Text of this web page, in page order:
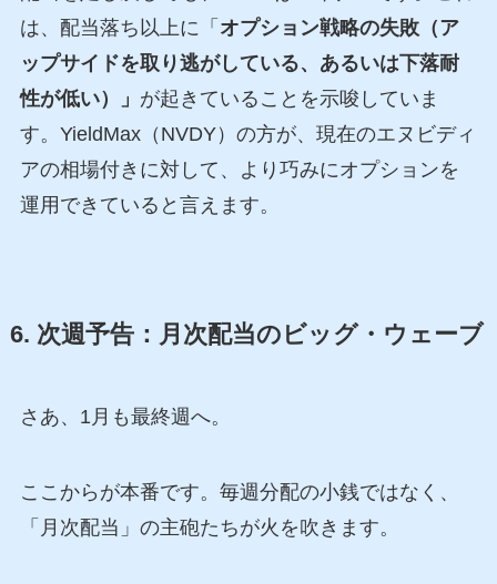
は、配当落ち以上に「 オプション戦略の失敗（ア
ップサイドを取り逃がしている、あるいは下落耐
性が低い）」 が起きていることを示唆していま
す。YieldMax（NVDY）の方が、現在のエヌビディ
アの相場付きに対して、より巧みにオプションを
運用できていると言えます。
6. 次週予告：月次配当のビッグ・ウェーブ
さあ、1月も最終週へ。
ここからが本番です。毎週分配の小銭ではなく、
「月次配当」の主砲たちが火を吹きます。